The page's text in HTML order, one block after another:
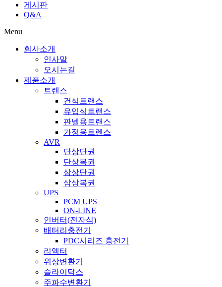
게시판
Q&A
Menu
회사소개
인사말
오시는길
제품소개
트랜스
건식트랜스
유입식트랜스
판넬용트랜스
가정용트렌스
AVR
단상단권
단상복권
삼상단권
삼상복권
UPS
PCM UPS
ON-LINE
인버터(전자식)
배터리충전기
PDC시리즈 충전기
리엑터
위상변환기
슬라이닥스
주파수변환기